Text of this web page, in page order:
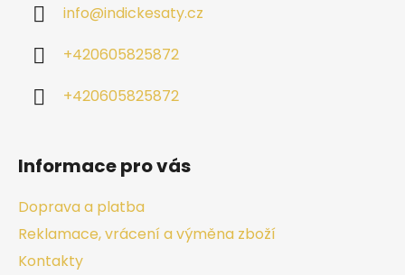
info@indickesaty.cz
+420605825872
+420605825872
Informace pro vás
Doprava a platba
Reklamace, vrácení a výměna zboží
Kontakty